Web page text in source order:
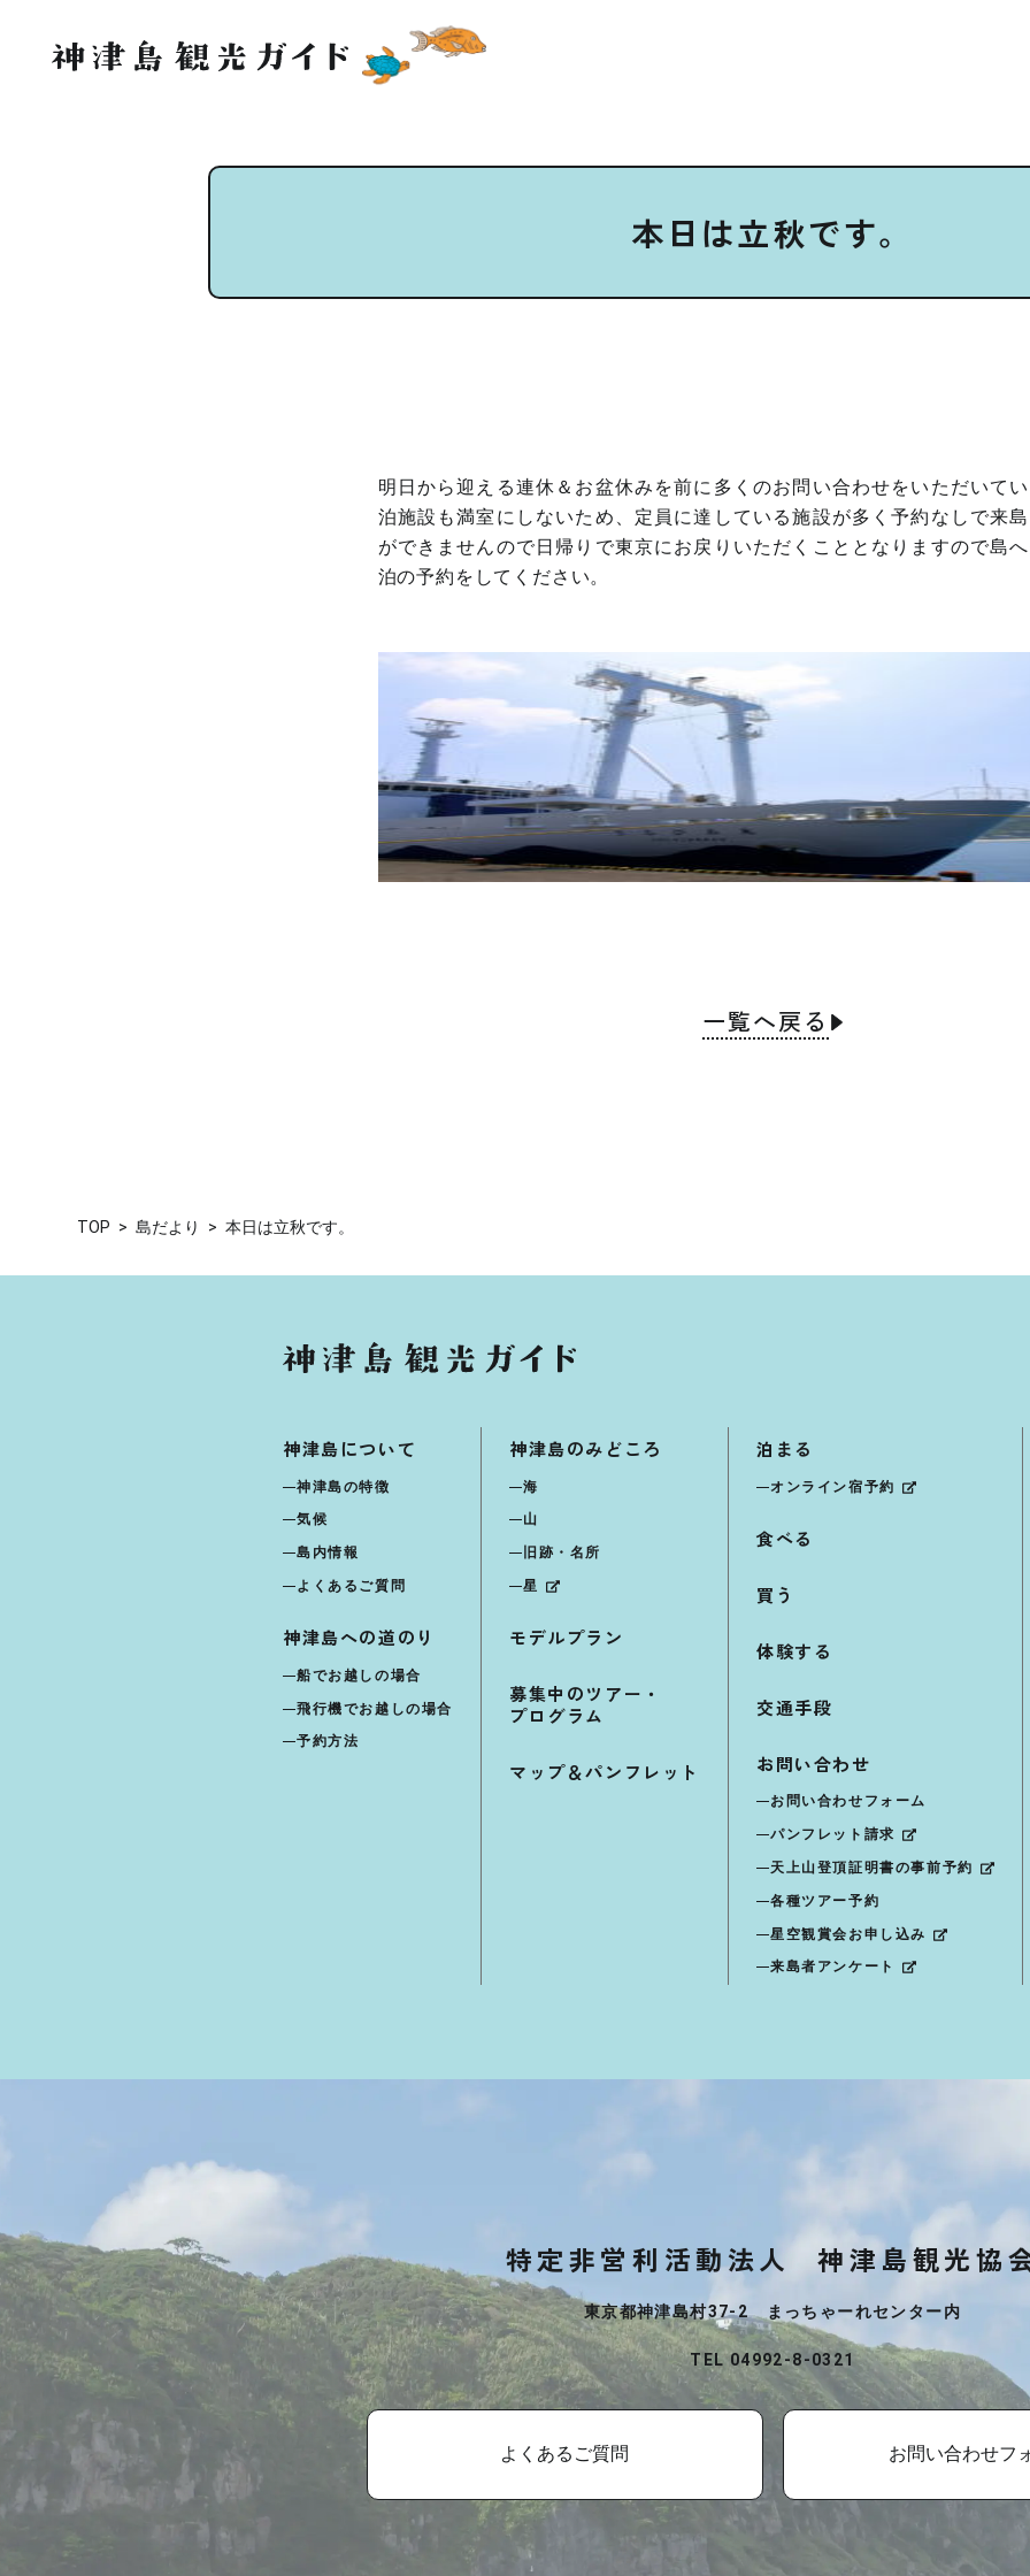
本日は立秋です。
明日から迎える連休＆お盆休みを前に多くのお問い合わせをいただいて
泊施設も満室にしないため、定員に達している施設が多く予約なしで来
ができませんので日帰りで東京にお戻りいただくこととなりますので島
泊の予約をしてください。
一覧へ戻る
TOP 島だより 本日は立秋です。
神津島について
神津島の特徴
気候
島内情報
よくあるご質問
神津島への道のり
船でお越しの場合
飛行機でお越しの場合
予約方法
神津島のみどころ
海
山
旧跡・名所
星
モデルプラン
募集中のツアー・
プログラム
マップ＆パンフレット
泊まる
オンライン宿予約
食べる
買う
体験する
交通手段
お問い合わせ
お問い合わせフォーム
パンフレット請求
天上山登頂証明書の事前予約
各種ツアー予約
星空観賞会お申し込み
来島者アンケート
特定非営利活動法人 神津島観光協
東京都神津島村37-2 まっちゃーれセンター内
TEL 04992-8-0321
よくあるご質問 お問い合わせフ